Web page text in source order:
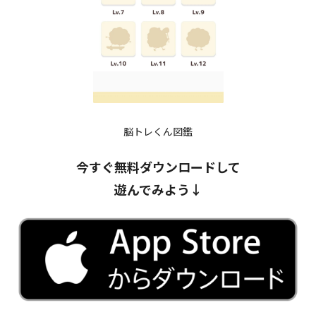
脳トレくん図鑑
今すぐ無料ダウンロードして
遊んでみよう↓